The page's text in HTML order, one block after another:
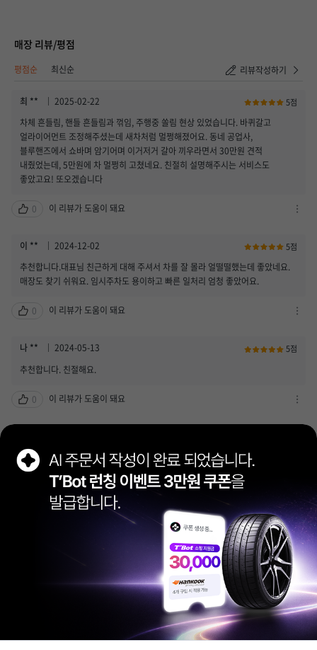
매장 리뷰/평점
평점순 최신순 리뷰작성하기
최 ** 2025-02-22 5점
차체 흔들림, 핸들 흔들림과 꺾임, 주행중 쏠림 현상 있었습니다. 바퀴갈고
얼라이어먼트 조정해주셨는데 새차처럼 멀쩡해졌어요. 동네 공업사,
블루핸즈에서 쇼바며 암기어며 이거저거 갈아 끼우라면서 30만원 견적
내줬었는데, 5만원에 차 멀쩡히 고쳤네요. 친절히 설명해주시는 서비스도
좋았고요! 또오겠습니다
0 이 리뷰가 도움이 돼요
차
하
이 ** 2024-12-02 5점
추천합니다.대표님 친근하게 대해 주셔서 차를 잘 몰라 얼떨떨했는데 좋았네요.
매장도 찾기 쉬워요. 임시주차도 용이하고 빠른 일처리 엄청 좋았어요.
0 이 리뷰가 도움이 돼요
차
고
나 ** 2024-05-13 5점
추천합니다. 친절해요.
0 이 리뷰가 도움이 돼요
차
하
기
열
기
친절하고 정확한 서비스
이 리뷰가 도움이 돼요
단
하
기
/
신
고
하
기
열
기
5점
온라인으로 주문해서 방문하였는데 잘 장착해주고 친절하셨습니다.
이 리뷰가 도움이 돼요
차
단
하
기
/
더보기 5/48
취소하기